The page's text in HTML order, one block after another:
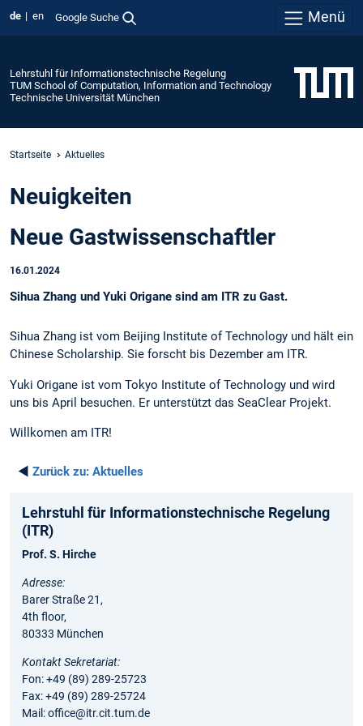
de en Google Suche Menü
Lehrstuhl für Informationstechnische Regelung
TUM School of Computation, Information and Technology
Technische Universität München
Startseite Aktuelles
Neuigkeiten
Neue Gastwissenschaftler
16.01.2024
Sihua Zhang und Yuki Origane sind am ITR zu Gast.
Sihua Zhang ist vom Beijing Institute of Technology und hält ein
Chinese Scholarship. Sie forscht bis Dezember am ITR.
Yuki Origane ist vom Tokyo Institute of Technology und wird
uns bis April besuchen. Er unterstützt das SeaClear Projekt.
Willkomen am ITR!
◄ Zurück zu: Aktuelles
Lehrstuhl für Informationstechnische Regelung
(ITR)
Prof. S. Hirche
Adresse:
Barer Straße 21,
4th floor,
80333 München
Kontakt Sekretariat:
Fon: +49 (89) 289-25723
Fax: +49 (89) 289-25724
Mail: office@itr.cit.tum.de